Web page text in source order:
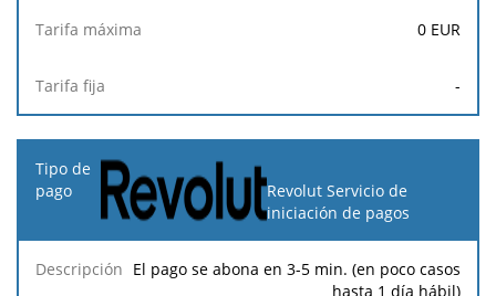
0 EUR
-
Revolut Servicio de
iniciación de pagos
El pago se abona en 3-5 min. (en poco casos
hasta 1 día hábil)